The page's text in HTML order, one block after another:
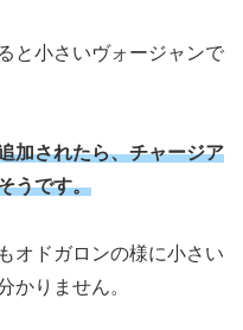
と小さいヴォージャンで
加されたら、チャージア
うです。
オドガロンの様に小さい
かりません。